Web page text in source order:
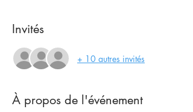
Invités
+ 10 autres invités
À propos de l'événement